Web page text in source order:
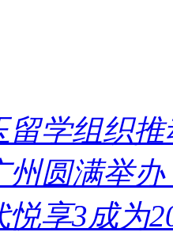
留学组织推
圆满举办
享3成为